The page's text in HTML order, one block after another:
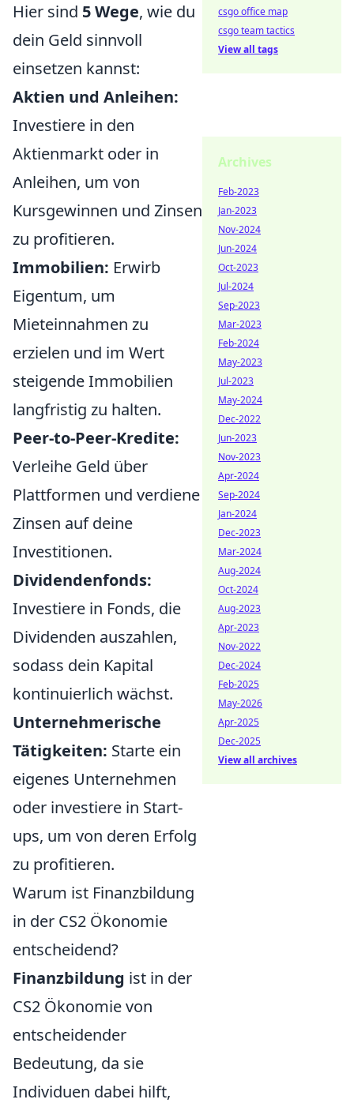
Hier sind 5 Wege, wie du
dein Geld sinnvoll
einsetzen kannst:
Aktien und Anleihen:
Investiere in den
Aktienmarkt oder in
Anleihen, um von
Kursgewinnen und Zinsen
zu profitieren.
Immobilien: Erwirb
Eigentum, um
Mieteinnahmen zu
erzielen und im Wert
steigende Immobilien
langfristig zu halten.
Peer-to-Peer-Kredite:
Verleihe Geld über
Plattformen und verdiene
Zinsen auf deine
Investitionen.
Dividendenfonds:
Investiere in Fonds, die
Dividenden auszahlen,
sodass dein Kapital
kontinuierlich wächst.
Unternehmerische
Tätigkeiten: Starte ein
eigenes Unternehmen
oder investiere in Start-
ups, um von deren Erfolg
zu profitieren.
Warum ist Finanzbildung
in der CS2 Ökonomie
entscheidend?
Finanzbildung ist in der
CS2 Ökonomie von
entscheidender
Bedeutung, da sie
Individuen dabei hilft,
csgo office map
csgo team tactics
View all tags
Archives
Feb-2023
Jan-2023
Nov-2024
Jun-2024
Oct-2023
Jul-2024
Sep-2023
Mar-2023
Feb-2024
May-2023
Jul-2023
May-2024
Dec-2022
Jun-2023
Nov-2023
Apr-2024
Sep-2024
Jan-2024
Dec-2023
Mar-2024
Aug-2024
Oct-2024
Aug-2023
Apr-2023
Nov-2022
Dec-2024
Feb-2025
May-2026
Apr-2025
Dec-2025
View all archives